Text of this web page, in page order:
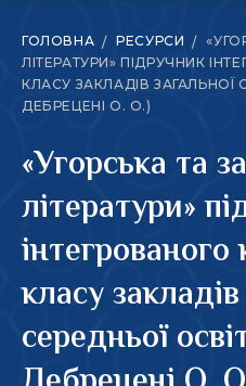
ГОЛОВНА РЕСУРСИ
ЛІТЕРАТУРИ» ПІДРУЧНИК
КЛАСУ ЗАКЛАДІВ ЗАГАЛЬНОЇ
ДЕБРЕЦЕНІ О. О.)
«Угорська та
літератури»
класу
середньої